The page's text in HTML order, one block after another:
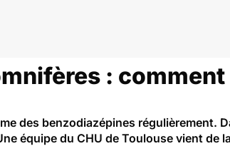
: comment
des benzodiazépines régulièrement.
équipe du CHU de Toulouse vient de